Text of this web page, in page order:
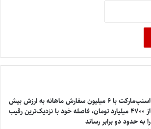
اسنپ‌مارکت با ۶ میلیون سفارش ماهانه به ارزش بیش
از ۴۷۰۰ میلیارد تومان، فاصله خود با نزدیک‌ترین رقیب
را به حدود دو برابر رساند